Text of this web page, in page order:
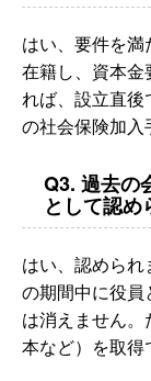
はい、要件を
在籍し、資本
れば、設立直
の社会保険加入
Q3. 過去の
として認め
はい、認めら
の期間中に役
は消えません
本など）を取得